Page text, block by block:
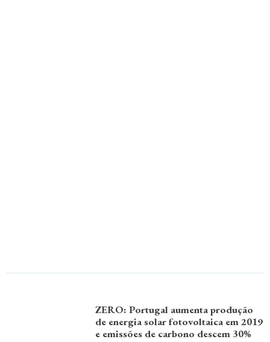
ZERO: Portugal aumenta produção
de energia solar fotovoltaica em 2019
e emissões de carbono descem 30%